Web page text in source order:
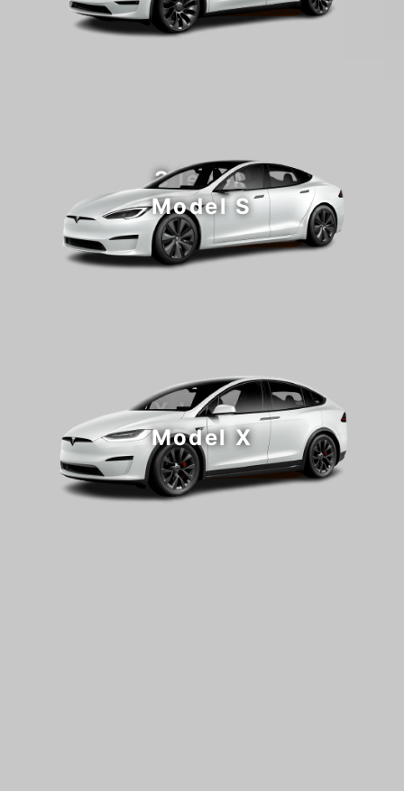
Model S
Model S
Jetzt konfigurieren
Model X
Model X
Jetzt konfigurieren